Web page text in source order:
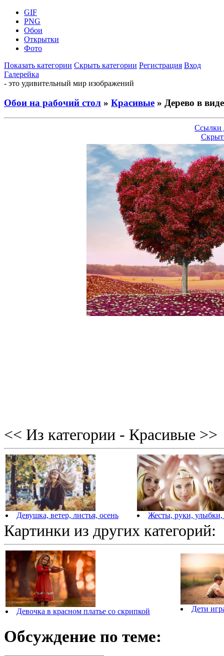
GIF
PNG
Обои
Открытки
Фото
Показать категории Скрыть категории Регистрация Вход
Галерейка
- это удивительный мир изображений
Обои на рабочий стол » Красивые » Дерево в
Ссылки
<< Из категории - Красивые >>
Девушка, ветер, листья, осень Жесты, руки,
Картинки из других категорий:
Девочка в красном платье со скрипкой Дети
Обсуждение по теме: